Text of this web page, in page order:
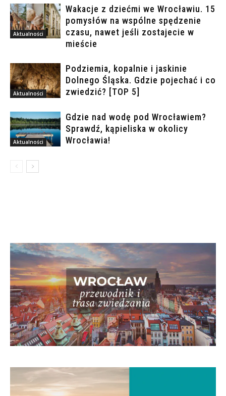
Aktualności
Wakacje z dziećmi we Wrocławiu. 15
pomysłów na wspólne spędzenie
czasu, nawet jeśli zostajecie w
mieście
Aktualności
Podziemia, kopalnie i jaskinie
Dolnego Śląska. Gdzie pojechać i co
zwiedzić? [TOP 5]
Aktualności
Gdzie nad wodę pod Wrocławiem?
Sprawdź, kąpieliska w okolicy
Wrocławia!